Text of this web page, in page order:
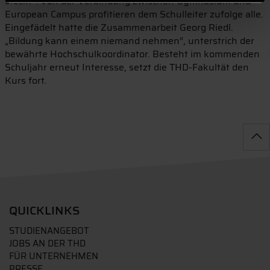
European Campus profitieren dem Schulleiter zufolge alle.
Eingefädelt hatte die Zusammenarbeit Georg Riedl.
„Bildung kann einem niemand nehmen“, unterstrich der
bewährte Hochschulkoordinator. Besteht im kommenden
Schuljahr erneut Interesse, setzt die THD-Fakultät den
Kurs fort.
QUICKLINKS
STUDIENANGEBOT
JOBS AN DER THD
FÜR UNTERNEHMEN